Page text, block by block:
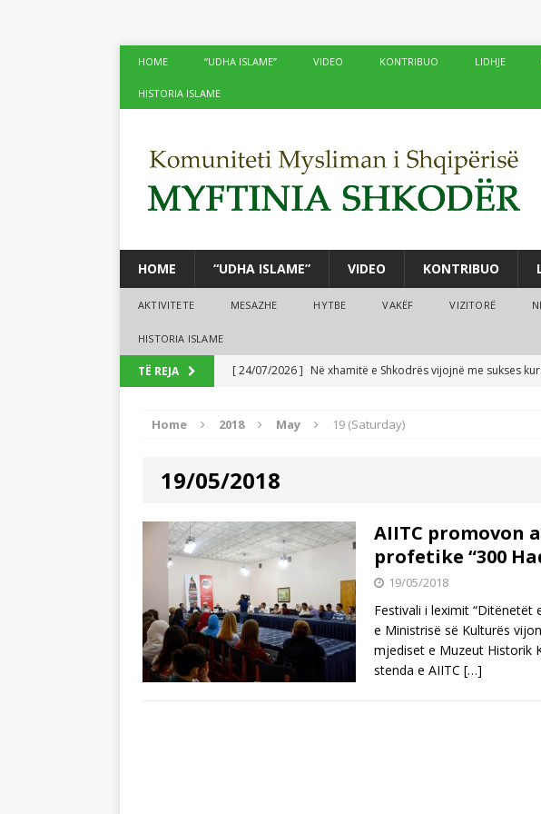
HOME “UDHA ISLAME” VIDEO KONTRIBUO LIDHJE
HISTORIA ISLAME
HOME “UDHA ISLAME” VIDEO KONTRIBUO
AKTIVITETE MESAZHE HYTBE VAKËF VIZITORË
HISTORIA ISLAME
TË REJA [ 24/07/2026 ] Në xhamitë e Shkodrës vijojnë me sukses
BOTA ISLAME
[ 21/07/2026 ]
[ 27/07/2026 ] Imami nga Dagistani, vizitë në Myftininë
Home 2018 May 19 (Saturday)
19/05/2018
AIITC promovon
profetike “300
19/05/2018
Festivali i leximit “Ditënetët
e Ministrisë së Kulturës
mjediset e Muzeut Historik
stenda e AIITC […]